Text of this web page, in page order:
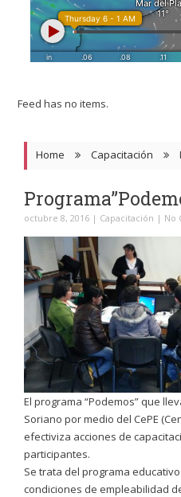
Feed has no items.
Home Capacitación
octubre 8, 2016 | Capacitación | No
El programa “Podemos” que
Soriano por medio del CePE
efectiviza acciones de
participantes.
Se trata del programa
condiciones de empleabilidad